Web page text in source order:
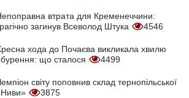
втрата для Кременеччини:
загинув Всеволод Штука
4546
хода до Почаєва викликала хвилю
що сталося
4499
світу поповнив склад тернопільської
3875